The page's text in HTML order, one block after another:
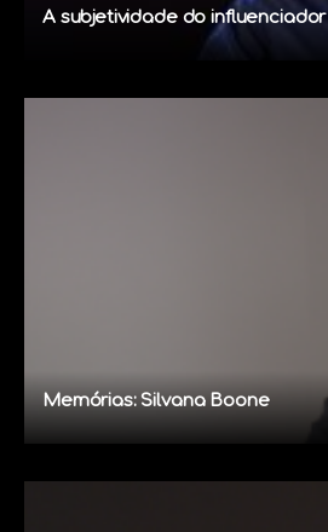
A subjetividade do
Memórias: Silvana Boone